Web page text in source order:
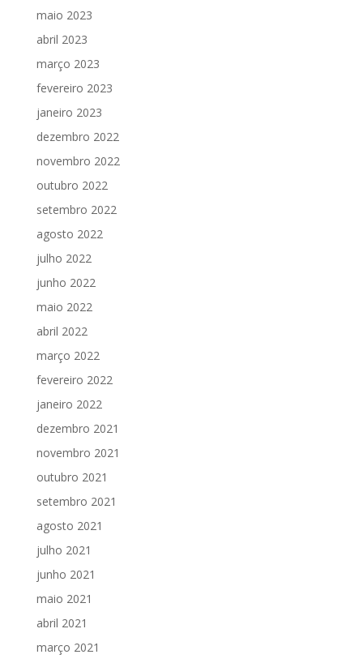
maio 2023
abril 2023
março 2023
fevereiro 2023
janeiro 2023
dezembro 2022
novembro 2022
outubro 2022
setembro 2022
agosto 2022
julho 2022
junho 2022
maio 2022
abril 2022
março 2022
fevereiro 2022
janeiro 2022
dezembro 2021
novembro 2021
outubro 2021
setembro 2021
agosto 2021
julho 2021
junho 2021
maio 2021
abril 2021
março 2021